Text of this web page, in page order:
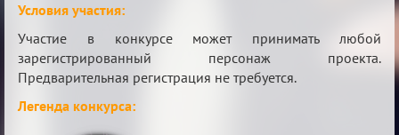
Условия участия:
Участие в конкурсе может принимать любой
зарегистрированный персонаж проекта.
Предварительная регистрация не требуется.
Легенда конкурса: